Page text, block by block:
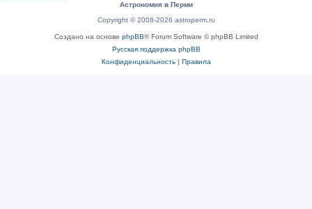
Астрономия в Перми
Copyright © 2008-2026 astroperm.ru
Создано на основе phpBB® Forum Software © phpBB Limited
Русская поддержка phpBB
Конфиденциальность| Правила